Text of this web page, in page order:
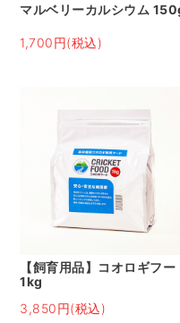
マルベリーカルシウム
1,700円(税込)
【飼育用品】コオロギフー
1kg
3,850円(税込)